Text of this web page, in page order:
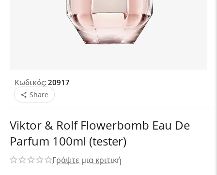
Κωδικός: 20917
Share
Viktor & Rolf Flowerbomb Eau De
Parfum 100ml (tester)
Γράψτε μια κριτική